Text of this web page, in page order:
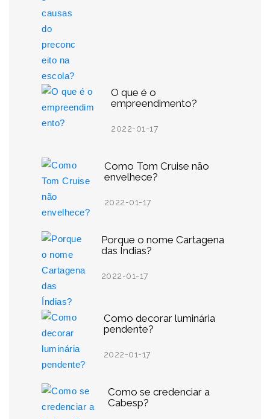
O que é o
empreendimento?
2022-01-17
Como Tom Cruise não
envelhece?
2022-01-17
Porque o nome Cartagena
das Índias?
2022-01-17
Como decorar luminária
pendente?
2022-01-17
Como se credenciar a
Cabesp?